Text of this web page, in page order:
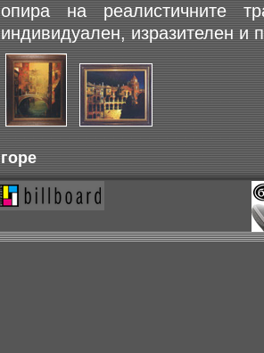
опира на реалистичните
индивидуален, изразителен и
горе